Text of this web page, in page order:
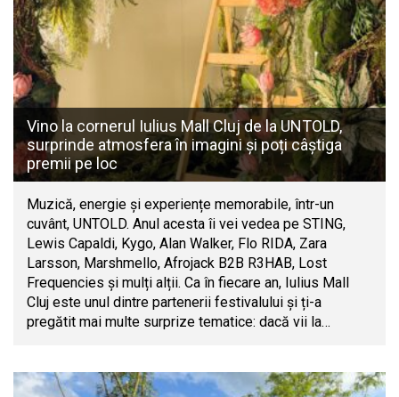
Vino la cornerul Iulius Mall Cluj de la UNTOLD,
surprinde atmosfera în imagini și poți câștiga
premii pe loc
Muzică, energie și experiențe memorabile, într-un
cuvânt, UNTOLD. Anul acesta îi vei vedea pe STING,
Lewis Capaldi, Kygo, Alan Walker, Flo RIDA, Zara
Larsson, Marshmello, Afrojack B2B R3HAB, Lost
Frequencies și mulți alții. Ca în fiecare an, Iulius Mall
Cluj este unul dintre partenerii festivalului și ți-a
pregătit mai multe surprize tematice: dacă vii la…